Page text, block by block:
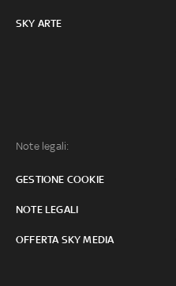
SKY ARTE
Note legali:
GESTIONE COOKIE
NOTE LEGALI
OFFERTA SKY MEDIA